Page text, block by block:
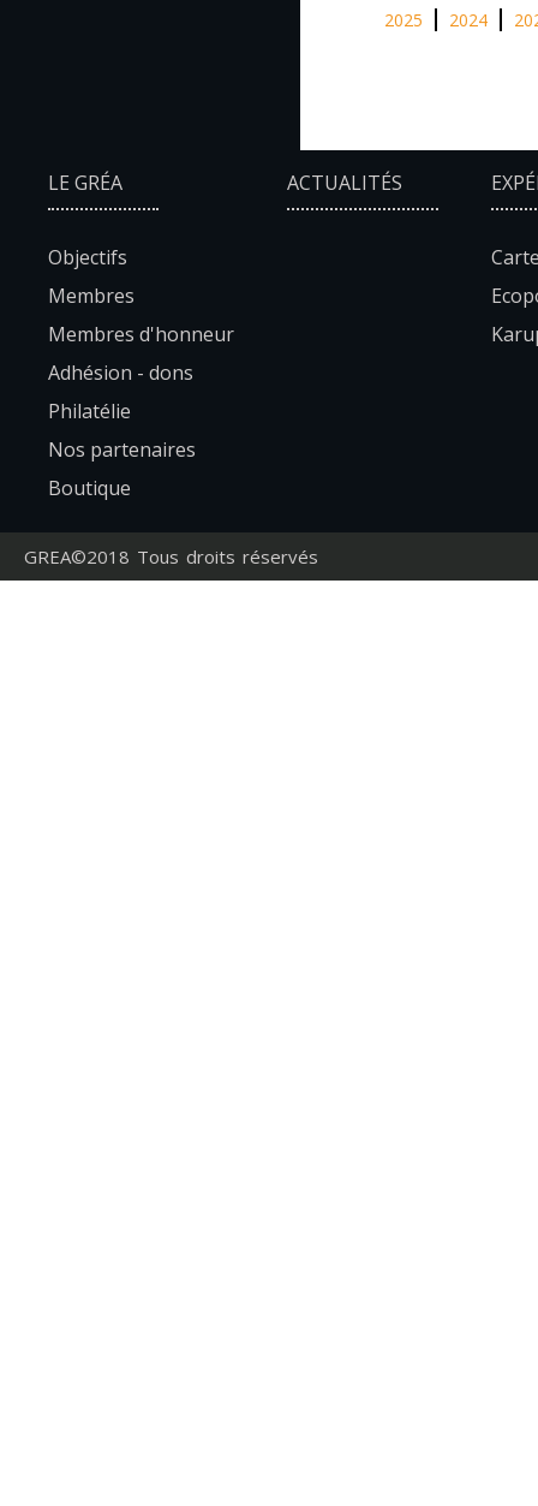
2025
2024
LE GRÉA
Objectifs
Membres
Membres d'honneur
Adhésion - dons
Philatélie
Nos partenaires
Boutique
ACTUALITÉS
GREA©2018 Tous droits réservés